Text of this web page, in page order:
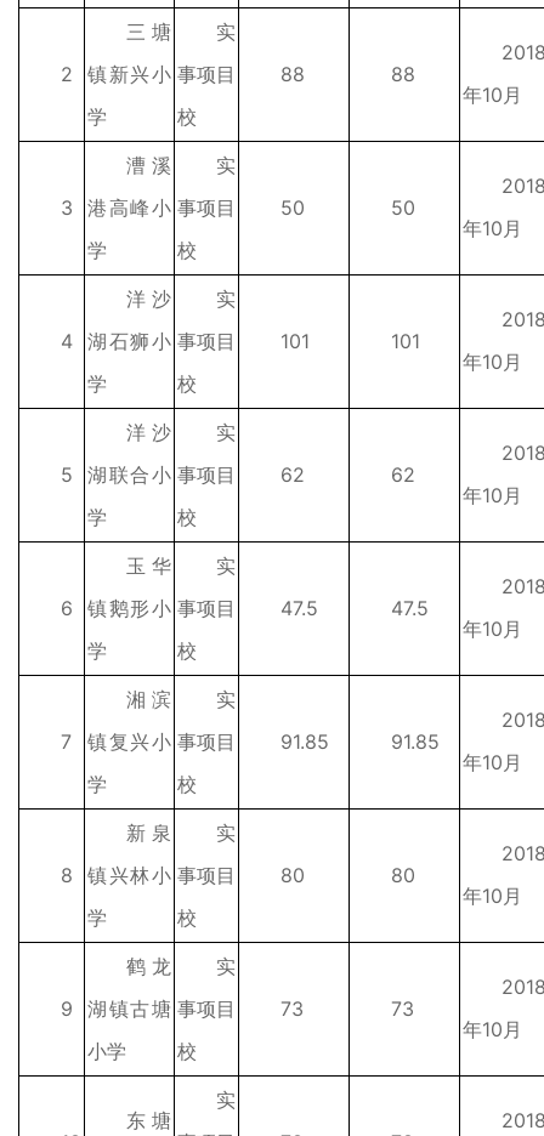
2
三塘
镇新兴小
学
实
事项目
校
88 88
年10月
3
漕溪
港高峰小
学
实
事项目
校
50 50
年10月
4
洋沙
湖石狮小
学
实
事项目
校
101 101
年10月
5
洋沙
湖联合小
学
实
事项目
校
62 62
年10月
6
玉华
镇鹅形小
学
实
事项目
校
47.5 47.5
年10月
7
湘滨
镇复兴小
学
实
事项目
校
91.85 91.85
年10月
8
新泉
镇兴林小
学
实
事项目
校
80 80
年10月
9
鹤龙
湖镇古塘
小学
实
事项目
校
73 73
年10月
东塘
实